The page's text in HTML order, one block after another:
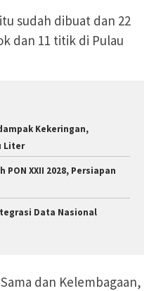
sudah dibuat dan 22
dan 11 titik di Pulau
Kekeringan,
Liter
PON XXII 2028, Persiapan
Data Nasional
dan Kelembagaan,